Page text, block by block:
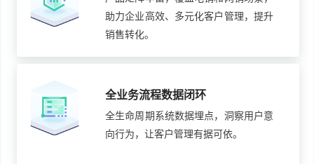
助力企业高效、多元化客户管理，提升
销售转化。
全业务流程数据闭环
全生命周期系统数据埋点，洞察用户意
向行为，让客户管理有据可依。